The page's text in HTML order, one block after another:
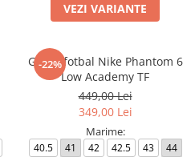
VEZI VARIANTE
-22%
Ghete fotbal Nike Phantom 6
Low Academy TF
449,00 Lei
349,00 Lei
Marime:
40.5 41 42 42.5 43
44